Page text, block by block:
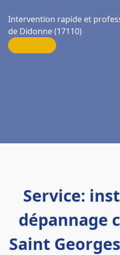
Intervention rapide et
de Didonne (17110)
Service:
dépannage
Saint